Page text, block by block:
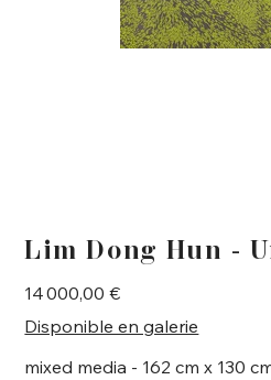
Lim Dong Hun -
Prix
14 000,00 €
Disponible en galerie
mixed media - 162 cm x 130